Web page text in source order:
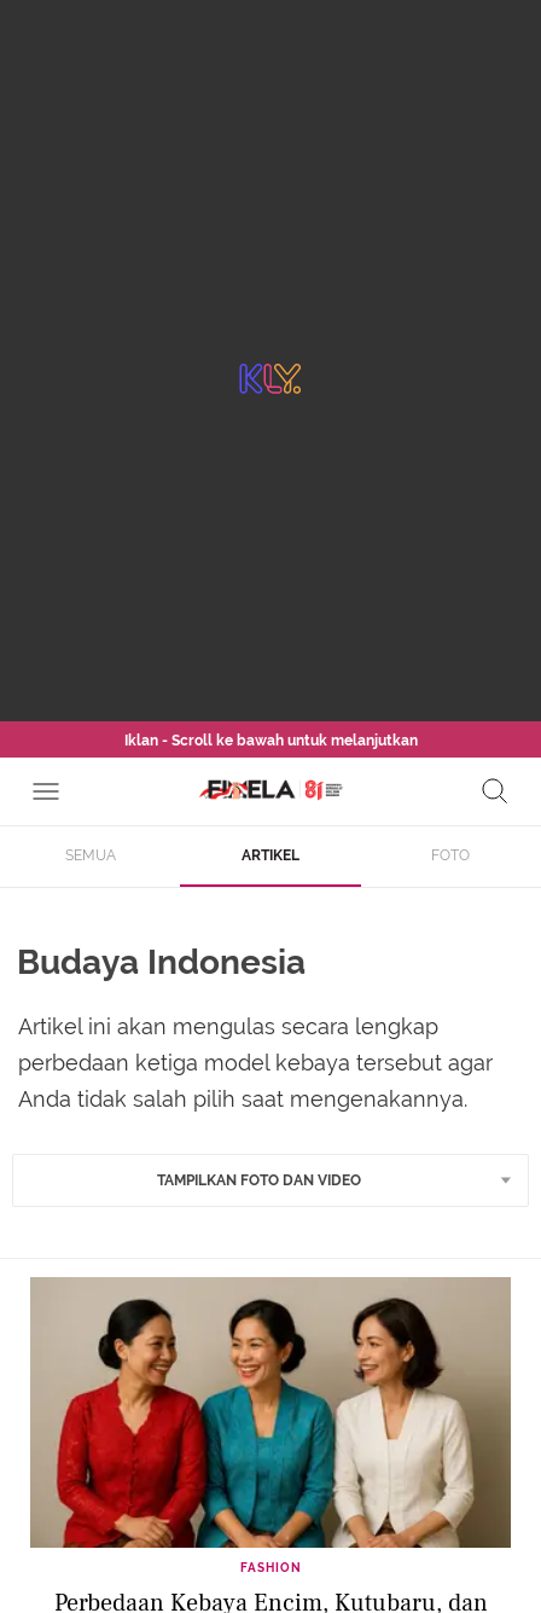
Iklan - Scroll ke bawah untuk melanjutkan
SEMUA ARTIKEL FOTO
Budaya Indonesia
Artikel ini akan mengulas secara lengkap
perbedaan ketiga model kebaya tersebut agar
Anda tidak salah pilih saat mengenakannya.
TAMPILKAN FOTO DAN VIDEO
FASHION
Perbedaan Kebaya Encim, Kutubaru, dan